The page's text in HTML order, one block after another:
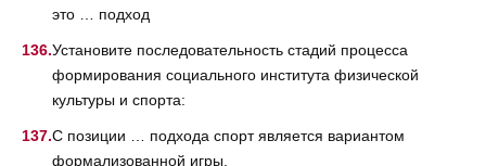
это … подход
Установите последовательность стадий процесса
формирования социального института физической
культуры и спорта:
С позиции … подхода спорт является вариантом
формализованной игры.